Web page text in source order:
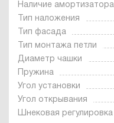
Наличие амортизатора
Тип наложения
Тип фасада
Тип монтажа петли
Диаметр чашки
Пружина
Угол установки
Угол открывания
Шнековая регулировка